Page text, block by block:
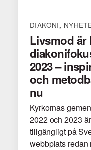
DIAKONI,
Livsmod är
2023 –
och
nu
Kyrkornas
2022 och 2023
tillgängligt på
webbplats